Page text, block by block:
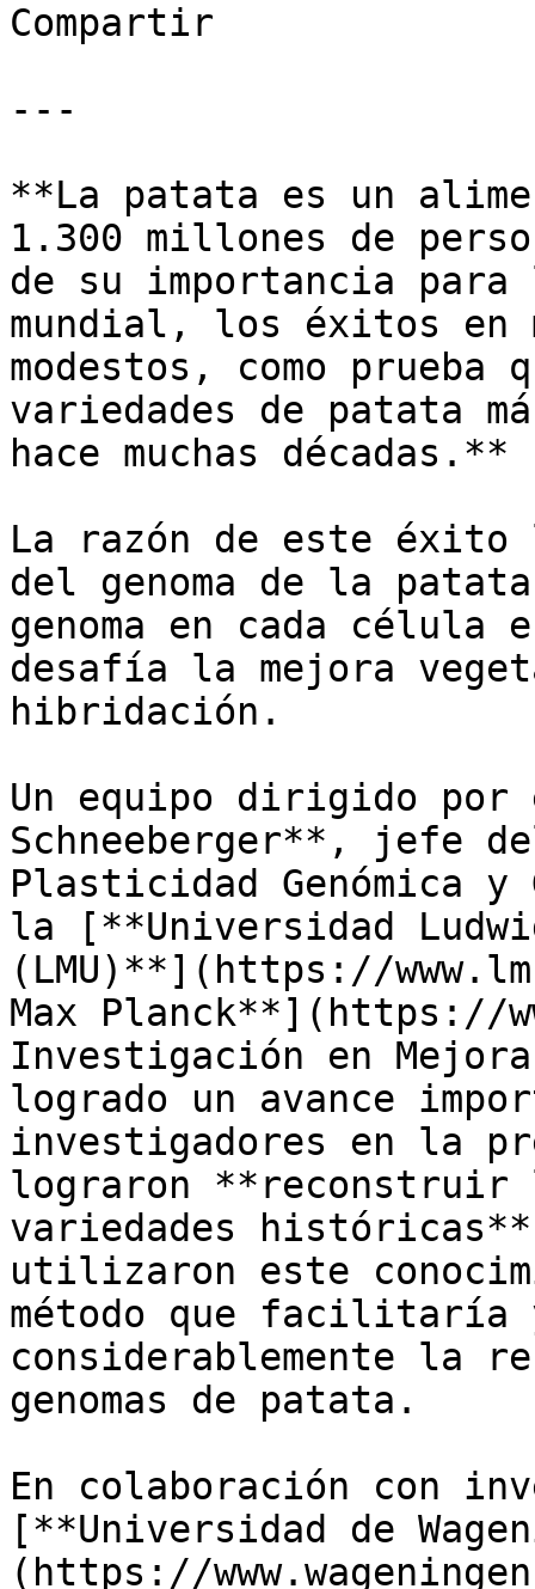
Compartir
---
**La patata es un
1.300 millones de
de su importancia
mundial, los éxitos en
modestos, como prueba
variedades de patata
hace muchas décadas.**
La razón de este
del genoma de la
genoma en cada
desafía la mejora
hibridación.
Un equipo dirigido
Schneeberger**, jefe
Plasticidad Genómica y
la [**Universidad
(LMU)**](https://
Max Planck**](https://
Investigación en
logrado un avance
investigadores en la
lograron **reconstruir
variedades
utilizaron este
método que
considerablemente la
genomas de patata.
En colaboración con
[**Universidad de
(https://